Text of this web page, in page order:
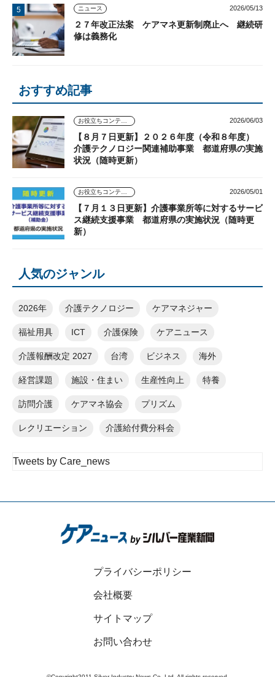
ニュース 2026/05/13
２７年改正法案 ケアマネ更新制廃止へ 継続研
修は義務化
おすすめ記事
お役立ちコンテンツ 2026/06/03
【８月７日更新】２０２６年度（令和８年度）
介護テクノロジー関連補助事業 都道府県の実施
状況（随時更新）
お役立ちコンテンツ 2026/05/01
【７月１３日更新】介護事業所等に対するサービ
ス継続支援事業 都道府県の実施状況（随時更
新）
人気のジャンル
2026年 介護テクノロジー ケアマネジャー
福祉用具 ICT 介護保険 ケアニュース
介護報酬改定 2027 台湾 ビジネス 海外
経営課題 施設・住まい 生産性向上 特養
訪問介護 ケアマネ協会 プリズム
レクリエーション 介護給付費分科会
Tweets by Care_news
プライバシーポリシー
会社概要
サイトマップ
お問い合わせ